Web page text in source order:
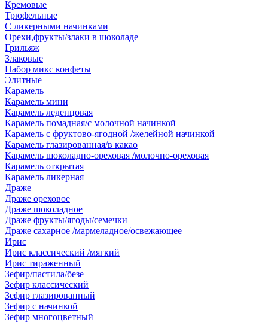
Кремовые
Трюфельные
С ликерными начинками
Орехи,фрукты/злаки в шоколаде
Грильяж
Злаковые
Набор микс конфеты
Элитные
Карамель
Карамель мини
Карамель леденцовая
Карамель помадная/с молочной начинкой
Карамель с фруктово-ягодной /желейной начинкой
Карамель глазированная/в какао
Карамель шоколадно-ореховая /молочно-ореховая
Карамель открытая
Карамель ликерная
Драже
Драже ореховое
Драже шоколадное
Драже фрукты/ягоды/семечки
Драже сахарное /мармеладное/освежающее
Ирис
Ирис классический /мягкий
Ирис тираженный
Зефир/пастила/безе
Зефир классический
Зефир глазированный
Зефир с начинкой
Зефир многоцветный